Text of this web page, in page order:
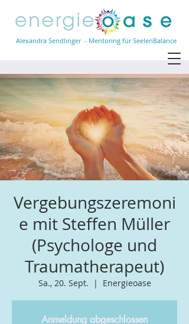
Alexandra Sendlinger - Mentoring für SeelenBalance
Vergebungszeremoni
e mit Steffen Müller
(Psychologe und
Traumatherapeut)
Sa., 20. Sept.
  |
Energieoase
Anmeldung abgeschlossen